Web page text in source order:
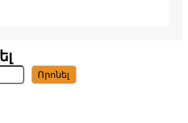
S
e
Որոնել